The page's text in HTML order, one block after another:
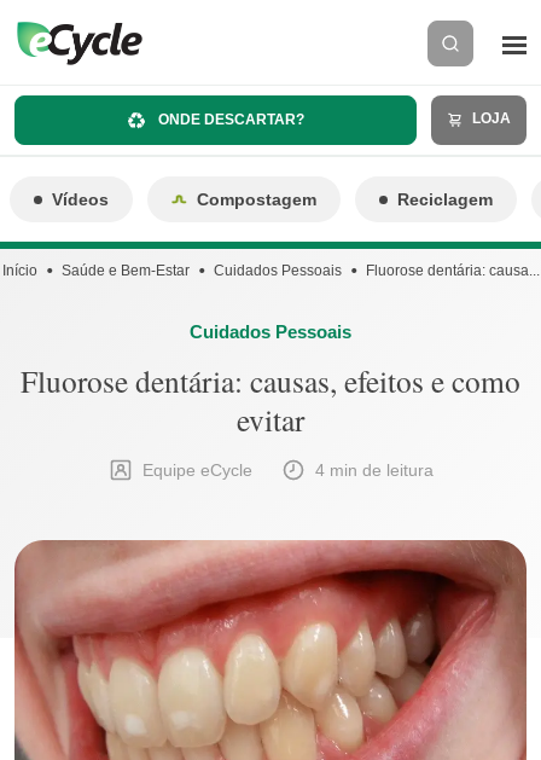
ONDE DESCARTAR? LOJA
Vídeos Compostagem Reciclagem
Início Saúde e Bem-Estar Cuidados Pessoais Fluorose dentária: causa...
Cuidados Pessoais
Fluorose dentária: causas, efeitos e como
evitar
Equipe eCycle 4 min de leitura